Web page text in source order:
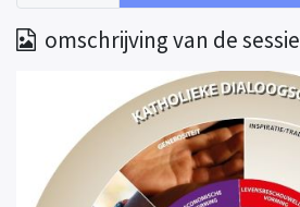
omschrijving van de sessie